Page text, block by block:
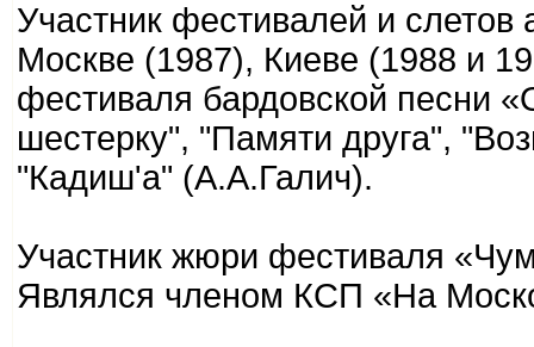
Участник фестивалей и
Москве (1987), Киеве (1988 и
фестиваля бардовской песни
шестерку", "Памяти друга",
"Кадиш'а" (А.А.Галич).
Участник жюри фестиваля
Являлся членом КСП «На